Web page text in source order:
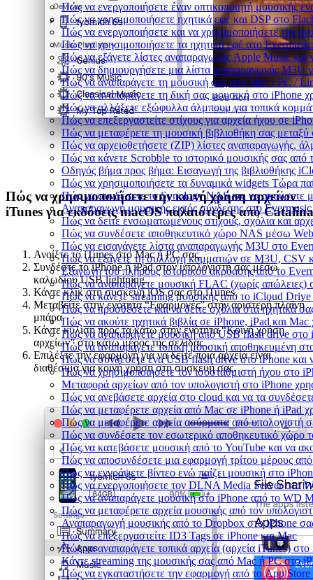
Πώς να ενεργοποιήσετε έναν οπτικοποιητή μουσικής
Πώς να χρησιμοποιήσετε ηχητικά εφέ και DSP στο
Πώς να ενεργοποιήσετε και να χρησιμοποιήσετε την
Πώς να χρησιμοποιήσετε τα ηχητικά εφέ στο
Πώς να εξάγετε λίστες αναπαραγωγής Apple Music και
Πώς να δημιουργήσετε μια λίστα αναπαραγωγής
Πώς να αναπαράγετε τη μουσική σας από Mac / PC /
Πώς να αναπαράγετε τη δική σας μουσική στο iPhone
Πώς να αλλάξετε εξώφυλλα άλμπουμ για τοπικά
Πώς να επεξεργαστείτε στίχους για αρχεία ήχου σε
Πώς να μεταφέρετε τη μουσική βιβλιοθήκη σας
Πώς να αρχειοθετήσετε (ZIP) λίστες αναπαραγωγής,
Πώς να κάνετε Scrobble το ιστορικό μουσικής σας
Οδηγός βήμα προς βήμα: Εισαγωγή της βιβλιοθήκης
Πώς να χρησιμοποιήσετε τα δυναμικά widgets Τώρα
Πώς να συνδέσετε το Synology NAS και να ακούσετε
Αναπαραγωγή μουσικής εκτός σύνδεσης στο
Πώς να δείτε ενσωματωμένους στίχους, σχόλια και
Πώς να συνδέσετε αποθηκευτικό χώρο NAS μέσω
Πώς να εισαγάγετε λίστα αναπαραγωγής M3U στο
Πώς να εξάγετε τη συλλογή κομματιών σε M3U,
Εξαγωγή του πλήρους ιστορικού ακρόασης από το
Πώς να αναπαράγετε μουσική FLAC (χωρίς απώλειες)
Πώς να κάνετε streaming μουσικής από το iCloud
Πώς να προσθέσετε και να δείτε σχόλια στα ηχητικά
Πώς να ακούτε ηχητικά βιβλία σε iPhone, iPad και
Πώς να αναπαράγετε μουσική από USB flash drive στο
Πώς να αναπαράγετε τοπική μουσική αποθηκευμένη
Πώς να συνδέσετε ένα USB flash drive στο iPhone και
Πώς να χρησιμοποιήσετε τον ισοσταθμιστή ήχου στο
Μεταφορά αρχείων από τον υπολογιστή στο iPhone
Πώς να ανεβάσετε αρχεία στο cloud και να τα
Πώς να μεταφέρετε αρχεία από Mac σε iPhone ή iPad
Πώς να μεταφέρετε αρχεία ασύρματα από υπολογιστή
Πώς να συνδέσετε τον εσωτερικό αποθηκευτικό
Πώς να κατεβάσετε μουσική από το YouTube και να
Πώς να αποσυνδέσετε μια εφαρμογή τρίτου μέρους
Πώς να εγγράψετε βίντεο ενώ παίζει μουσική στο
Πώς να ενεργοποιήσετε τον DLNA Media Server στα
Πώς να αναπαράγετε μουσική στο iPhone από το WD
Πώς να μεταφέρετε αρχεία μουσικής από τον
Αναπαραγωγή μουσικής από το Dropbox στο iPhone
Πώς να επεξεργαστείτε ID3 Tags σε iPhone και Mac
Πώς να αναπαράγετε τοπικά αρχεία (αρχεία iTunes)
Κάντε streaming της μουσικής σας από Mac ή PC στο
Πώς να εγκαταστήσετε την εφαρμογή από το App Store
Πώς να χρησιμοποιήσετε την κοινή χρήση αρχείων
iTunes για εκδόσεις macOS παλαιότερες από Catalina
Ανοίξτε το iTunes στο Mac ή PC σας.
Συνδέστε το iPhone ή iPad στον υπολογιστή σας μέσω
καλωδίου USB lightning.
Κάντε κλικ στη συσκευή iOS σας στο iTunes.
Μεταβείτε στην ενότητα “Εφαρμογές” στην αριστερή πλαϊνή
μπάρα.
Κάντε κύλιση προς τα κάτω στην ενότητα “Κοινή χρήση
αρχείων” στο κάτω μέρος της σελίδας.
Επιλέξτε την εφαρμογή για να δείτε ποια αρχεία είναι
διαθέσιμα για κοινή χρήση στη συσκευή σας.